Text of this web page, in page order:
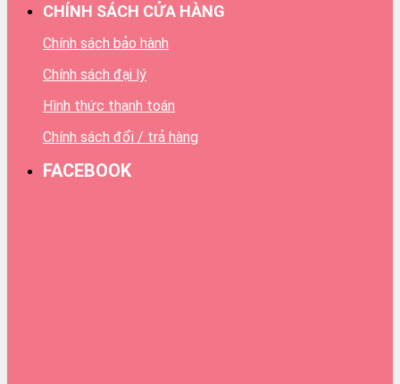
CHÍNH SÁCH CỬA HÀNG
Chính sách bảo hành
Chính sách đại lý
Hình thức thanh toán
Chính sách đổi / trả hàng
FACEBOOK